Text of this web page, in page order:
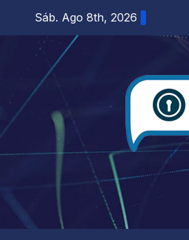
contenido
Sáb. Ago 8th, 2026